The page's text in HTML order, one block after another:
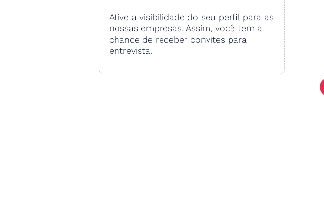
Ative a visibilidade do seu perfil para as
nossas empresas. Assim, você tem a
chance de receber convites para
entrevista.